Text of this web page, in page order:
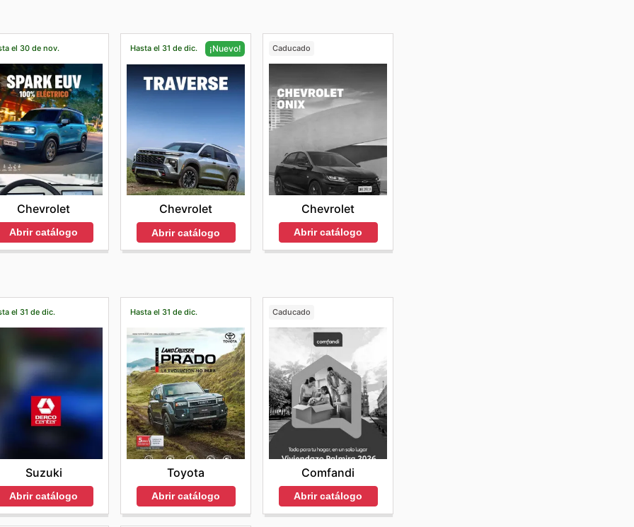
el 30 de nov.
Chevrolet
Abrir catálogo
Hasta el 31 de dic. ¡Nuevo!
Chevrolet
Abrir catálogo
Caducado
Chevrolet
Abrir catálogo
el 31 de dic.
Suzuki
Abrir catálogo
Hasta el 31 de dic.
Toyota
Abrir catálogo
Caducado
Comfandi
Abrir catálogo